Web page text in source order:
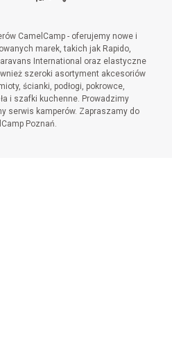
CamelCamp - oferujemy nowe i
marek, takich jak Rapido,
International oraz elastyczne
szeroki asortyment akcesoriów
ścianki, podłogi, pokrowce,
i szafki kuchenne. Prowadzimy
serwis kamperów. Zapraszamy do
Poznań.